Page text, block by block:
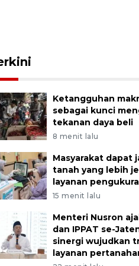
Ketangguhan
sebagai kunci
tekanan daya beli
8 menit lalu
Masyarakat dapat
tanah yang lebih
layanan
15 menit lalu
Menteri Nusron
dan IPPAT se-
sinergi wujudkan
layanan